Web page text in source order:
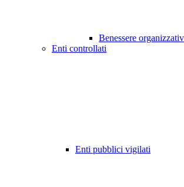
Benessere
Enti controllati
Enti pubblici vigilati